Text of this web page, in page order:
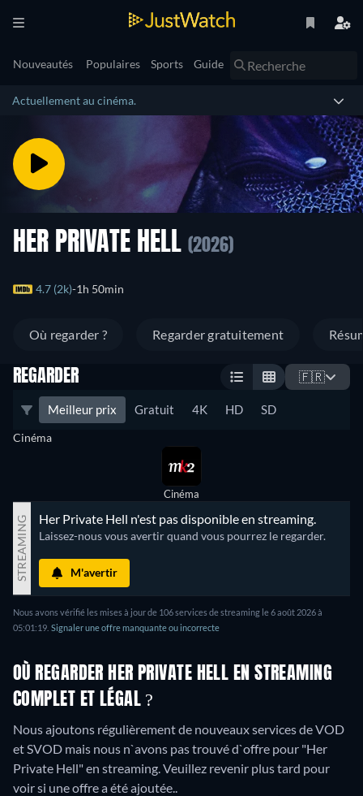
Nouveautés Populaires Sports Guide
Actuellement au cinéma.
HER PRIVATE HELL (2026)
4.7 (2k) 1h 50min
Où regarder ? Regarder gratuitement
REGARDER 🇫🇷
Meilleur prix Gratuit 4K HD SD
Cinéma
Cinéma
STREAMING Her Private Hell n'est pas disponible en streaming.
Laissez-nous vous avertir quand vous pourrez le regarder.
M'avertir
Nous avons vérifié les mises à jour de 106 services de streaming le 6 août 2026 à
05:01:19. Signaler une offre manquante ou incorrecte
OÙ REGARDER HER PRIVATE HELL EN STREAMING
COMPLET ET LÉGAL ?
Nous ajoutons régulièrement de nouveaux services de VOD
et SVOD mais nous n`avons pas trouvé d`offre pour "Her
Private Hell" en streaming. Veuillez revenir plus tard pour
voir si une offre a été ajoutée..